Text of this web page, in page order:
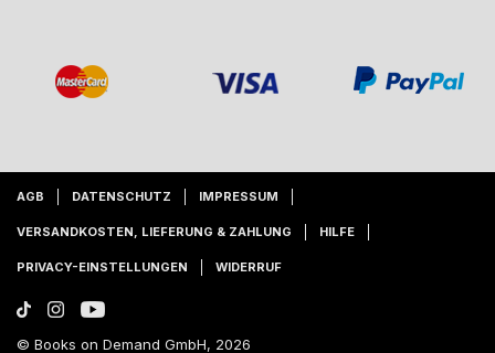
AGB DATENSCHUTZ IMPRESSUM
VERSANDKOSTEN, LIEFERUNG & ZAHLUNG HILFE
PRIVACY-EINSTELLUNGEN WIDERRUF
© Books on Demand GmbH, 2026